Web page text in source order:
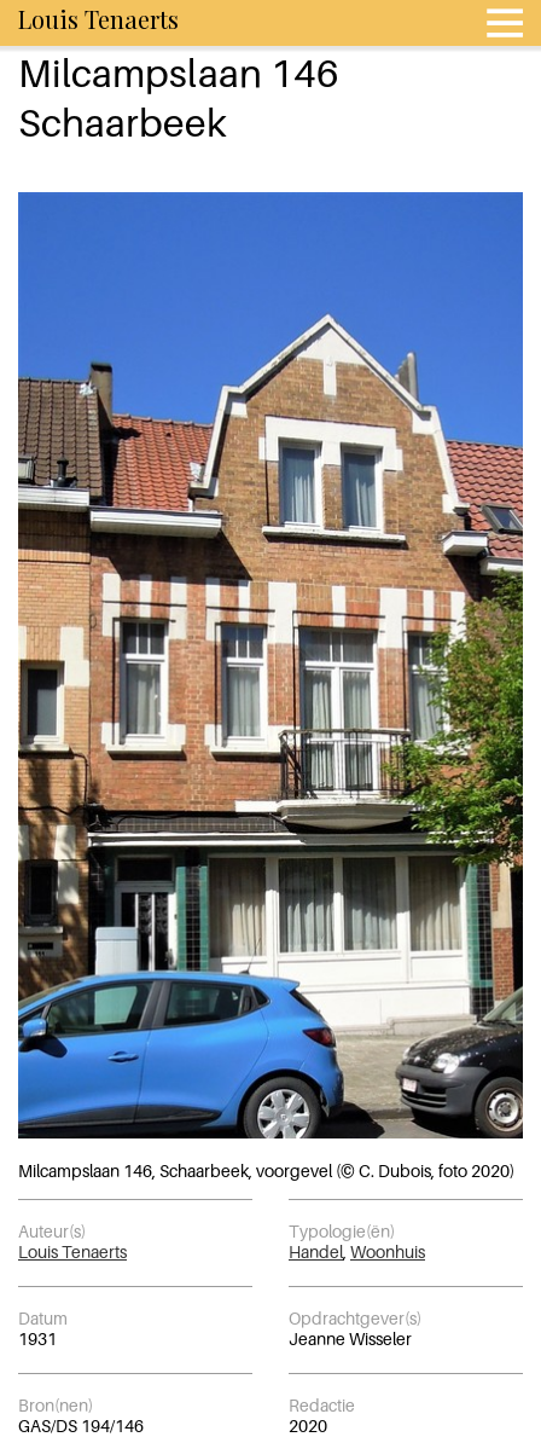
Louis Tenaerts
Milcampslaan 146
Schaarbeek
Milcampslaan 146, Schaarbeek, voorgevel (© C. Dubois, foto 2020)
Auteur(s)
Louis Tenaerts
Typologie(ën)
Handel Woonhuis
Datum
1931
Opdrachtgever(s)
Jeanne Wisseler
Bron(nen)
GAS/DS 194/146
Redactie
2020